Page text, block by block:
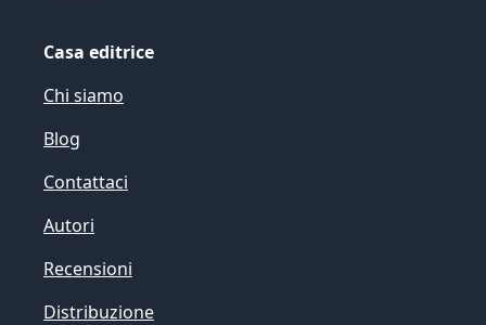
Casa editrice
Chi siamo
Blog
Contattaci
Autori
Recensioni
Distribuzione